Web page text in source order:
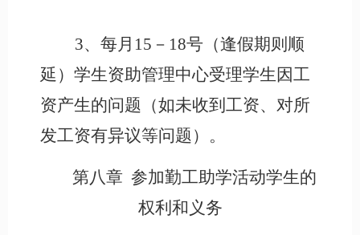
3、每月15－18号（逢假期则顺
延）学生资助管理中心受理学生因工
资产生的问题（如未收到工资、对所
发工资有异议等问题）。
第八章 参加勤工助学活动学生的
权利和义务